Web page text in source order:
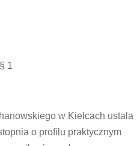
§ 1
w Kielcach ustala
o profilu praktycznym